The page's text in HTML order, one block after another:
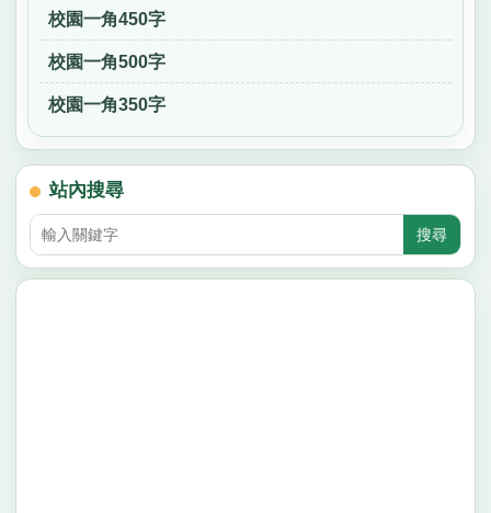
校園一角450字
校園一角500字
校園一角350字
站內搜尋